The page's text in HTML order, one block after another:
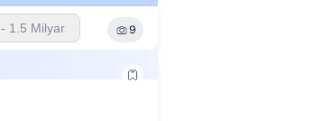
1.5 Milyar 9